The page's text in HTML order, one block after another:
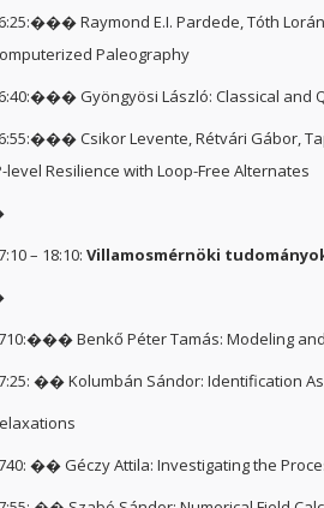
Raymond E.I. Pardede, Tóth
Paleography
Gyöngyösi László: Classical and
Csikor Levente, Rétvári Gábor,
level Resilience with Loop-Free Alternates
– 18:10: Villamosmérnöki
Benkő Péter Tamás: Modeling
�� Kolumbán Sándor: Identification
�� Géczy Attila: Investigating the